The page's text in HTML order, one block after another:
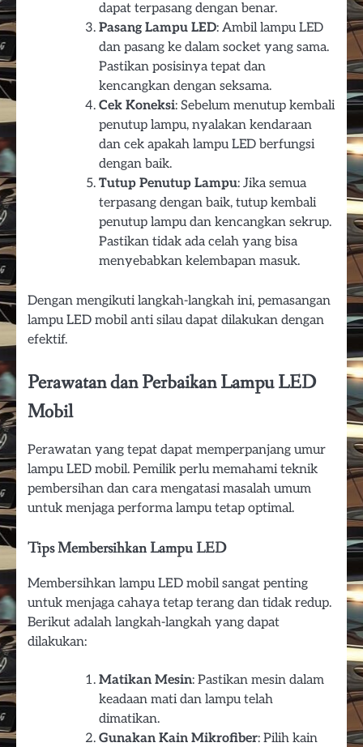
dapat terpasang dengan benar.
Pasang Lampu LED: Ambil lampu LED
dan pasang ke dalam socket yang sama.
Pastikan posisinya tepat dan
kencangkan dengan seksama.
Cek Koneksi: Sebelum menutup kembali
penutup lampu, nyalakan kendaraan
dan cek apakah lampu LED berfungsi
dengan baik.
Tutup Penutup Lampu: Jika semua
terpasang dengan baik, tutup kembali
penutup lampu dan kencangkan sekrup.
Pastikan tidak ada celah yang bisa
menyebabkan kelembapan masuk.
Dengan mengikuti langkah-langkah ini, pemasangan
lampu LED mobil anti silau dapat dilakukan dengan
efektif.
Perawatan dan Perbaikan Lampu LED
Mobil
Perawatan yang tepat dapat memperpanjang umur
lampu LED mobil. Pemilik perlu memahami teknik
pembersihan dan cara mengatasi masalah umum
untuk menjaga performa lampu tetap optimal.
Tips Membersihkan Lampu LED
Membersihkan lampu LED mobil sangat penting
untuk menjaga cahaya tetap terang dan tidak redup.
Berikut adalah langkah-langkah yang dapat
dilakukan:
Matikan Mesin: Pastikan mesin dalam
keadaan mati dan lampu telah
dimatikan.
Gunakan Kain Mikrofiber: Pilih kain